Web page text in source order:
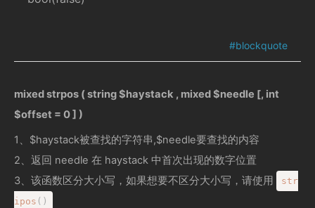
mixed strpos ( string $haystack , mixed $needle [, int
$offset = 0 ] )
1、$haystack被查找的字符串,$needle要查找的内容
2、返回 needle 在 haystack 中首次出现的数字位置
3、该函数区分大小写，如果想要不区分大小写，请使用
str
ipos ( )